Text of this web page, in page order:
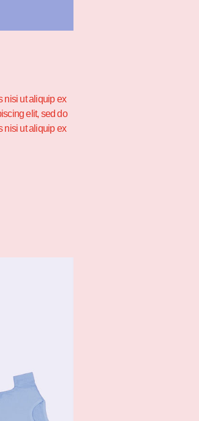
nisi ut aliquip ex
elit, sed do
nisi ut aliquip ex